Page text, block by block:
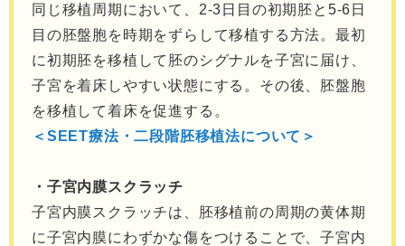
同じ移植周期において、2-3日目の初期胚と5-6日
目の胚盤胞を時期をずらして移植する方法。最初
に初期胚を移植して胚のシグナルを子宮に届け、
子宮を着床しやすい状態にする。その後、胚盤胞
を移植して着床を促進する。
＜SEET療法・二段階胚移植法について＞
・子宮内膜スクラッチ
子宮内膜スクラッチは、胚移植前の周期の黄体期
に子宮内膜にわずかな傷をつけることで、子宮内